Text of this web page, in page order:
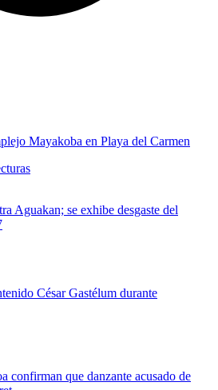
Mayakoba en Playa del Carmen
Aguakan; se exhibe desgaste del
César Gastélum durante
confirman que danzante acusado de